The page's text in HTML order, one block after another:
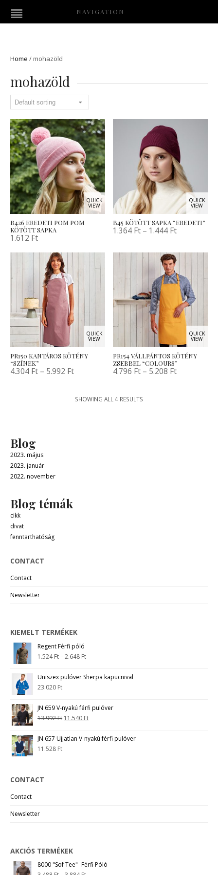
NAVIGATION
Home /mohazöld
mohazöld
QUICK
VIEW
B426 EREDETI POM POM
KÖTÖTT SAPKA
1.612 Ft
QUICK
VIEW
B45 KÖTÖTT SAPKA “EREDETI”
1.364 Ft – 1.444 Ft
QUICK
VIEW
PR150 KANTÁROS KÖTÉNY
“SZÍNEK”
4.304 Ft – 5.992 Ft
QUICK
VIEW
PR154 VÁLLPÁNTOS KÖTÉNY
ZSEBBEL “COLOURS”
4.796 Ft – 5.208 Ft
SHOWING ALL 4 RESULTS
Blog
2023. május
2023. január
2022. november
Blog témák
cikk
divat
fenntarthatóság
CONTACT
Contact
Newsletter
KIEMELT TERMÉKEK
Regent Férfi póló
1.524Ft–2.648 Ft
Uniszex pulóver Sherpa kapucnival
23.020 Ft
JN 659 V-nyakú férfi pulóver
13.992Ft 11.540 Ft
JN 657 Ujjatlan V-nyakú férfi pulóver
11.528 Ft
CONTACT
Contact
Newsletter
AKCIÓS TERMÉKEK
8000 "Sof Tee"- Férfi Póló